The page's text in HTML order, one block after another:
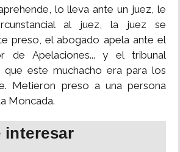
lo lleva ante un juez, le
al juez, la juez se
preso, el abogado apela ante el
de Apelaciones... y el tribunal
que este muchacho era para los
Metieron preso a una persona
Moncada.
interesar